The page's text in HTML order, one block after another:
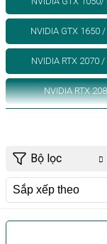
NVIDIA GTX 1650
NVIDIA RTX 2070
NVIDIA RTX
Bộ lọc